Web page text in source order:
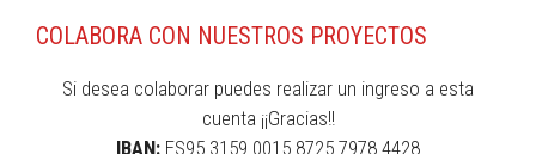
COLABORA CON NUESTROS PROYECTOS
Si desea colaborar puedes realizar un ingreso a esta
cuenta ¡¡Gracias!!
IBAN: ES95 3159 0015 8725 7978 4428